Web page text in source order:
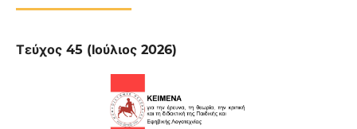
Τεύχος 45 (Ιούλιος 2026)